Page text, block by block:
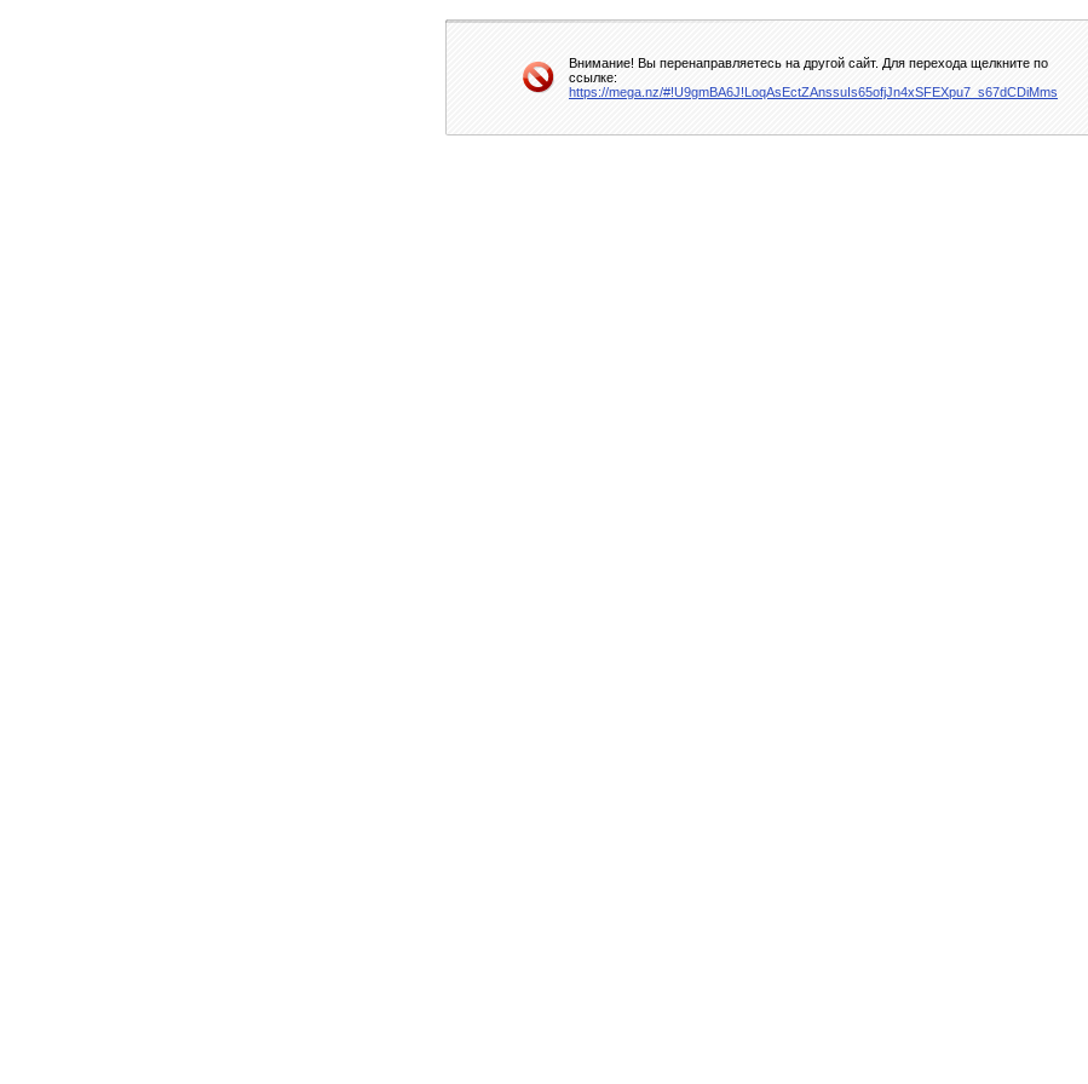
Внимание! Вы перенаправляетесь на другой сайт. Для перехода щелкните по
ссылке:
https://mega.nz/#!U9gmBA6J!LoqAsEctZAnssuIs65ofjJn4xSFEXpu7_s67dCDiMms